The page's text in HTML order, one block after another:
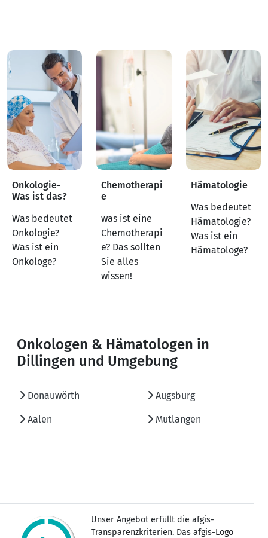
Onkologie-
Was ist das?
Was bedeutet
Onkologie?
Was ist ein
Onkologe?
Chemotherapi
e
was ist eine
Chemotherapi
e? Das sollten
Sie alles
wissen!
Hämatologie
Was bedeutet
Hämatologie?
Was ist ein
Hämatologe?
Onkologen & Hämatologen in
Dillingen und Umgebung
Donauwörth Augsburg
Aalen Mutlangen
Unser Angebot erfüllt die afgis-
Transparenzkriterien. Das afgis-Logo